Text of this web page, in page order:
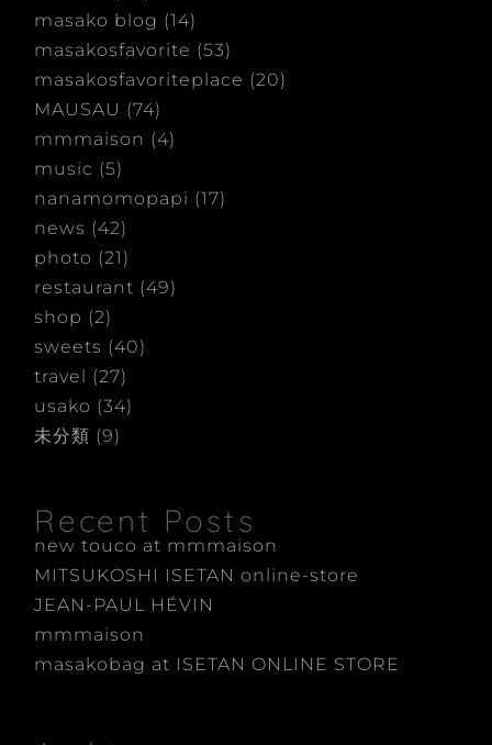
masako blog (14)
masakosfavorite (53)
masakosfavoriteplace (20)
MAUSAU (74)
mmmaison (4)
music (5)
nanamomopapi (17)
news (42)
photo (21)
restaurant (49)
shop (2)
sweets (40)
travel (27)
usako (34)
未分類 (9)
Recent Posts
new touco at mmmaison
MITSUKOSHI ISETAN online-store
JEAN-PAUL HÉVIN
mmmaison
masakobag at ISETAN ONLINE STORE